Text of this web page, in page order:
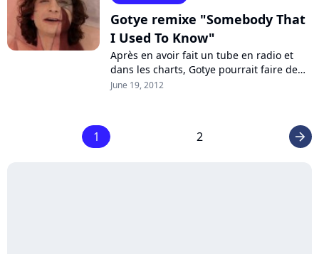
Gotye remixe "Somebody That
I Used To Know"
Après en avoir fait un tube en radio et
dans les charts, Gotye pourrait faire de
son titre "Somebody That I Used To
June 19, 2012
1 2 arrow_right